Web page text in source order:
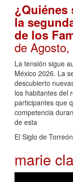
la
de los
de
La tensión sigue
México 2026. La
descubierto
los habitantes del
participantes que
competencia
de esta
El Siglo de Torreón
marie